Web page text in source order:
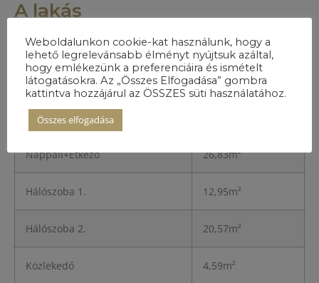
A lakás
Előszoba 3,45m²
Konyha
Nappali+Étkező 26,83m²
Hálószoba 1. 12,95m²
Hálószoba 2. 20,57m²
Közlekedő 4,59m²
Weboldalunkon cookie-kat használunk, hogy a
lehető legrelevánsabb élményt nyújtsuk azáltal,
hogy emlékezünk a preferenciáira és ismételt
látogatásokra. Az „Összes Elfogadása” gombra
kattintva hozzájárul az ÖSSZES süti használatához.
Összes elfogadása